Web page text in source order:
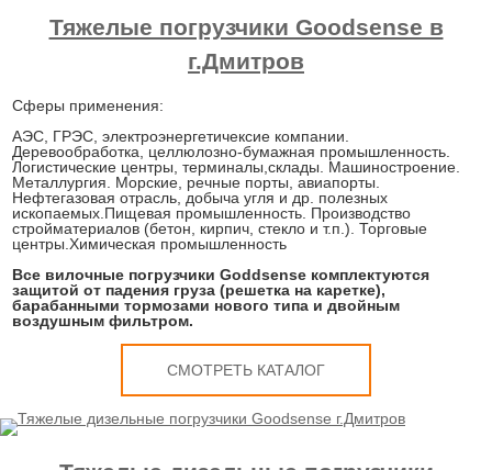
Тяжелые погрузчики Goodsense в
г.Дмитров
Сферы применения:
АЭС, ГРЭС, электроэнергетичексие компании.
Деревообработка, целлюлозно-бумажная промышленность.
Логистические центры, терминалы,склады. Машиностроение.
Металлургия. Морские, речные порты, авиапорты.
Нефтегазовая отрасль, добыча угля и др. полезных
ископаемых.Пищевая промышленность. Производство
стройматериалов (бетон, кирпич, стекло и т.п.). Торговые
центры.Химическая промышленность
Все вилочные погрузчики Goddsense комплектуются
защитой от падения груза (решетка на каретке),
барабанными тормозами нового типа и двойным
воздушным фильтром.
СМОТРЕТЬ КАТАЛОГ